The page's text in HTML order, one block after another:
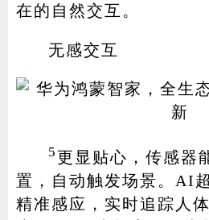
在的自然交互。
无感交互
5 更显贴心，传感器
置，自动触发场景。AI
精准感应，实时追踪人